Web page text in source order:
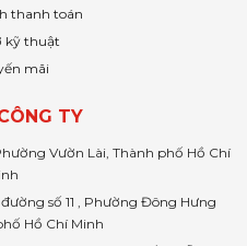
thanh toán
kỹ thuật
mãi
TY
Vườn Lài, Thành phố Hồ Chí
số 11 , Phường Đông Hưng
Hồ Chí Minh